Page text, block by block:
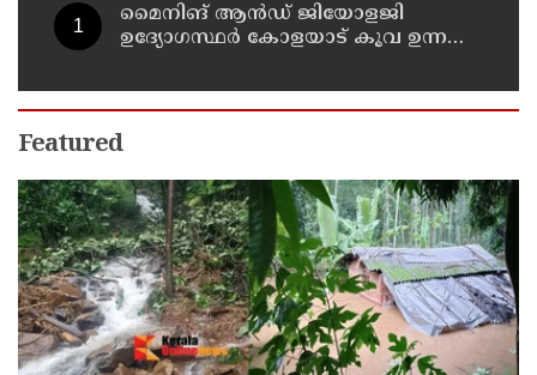
മൈനിങ് ആൻഡ്​ ജിയോളജി
ഉദ്യോഗസ്ഥർ കോളയാട് കൂവ ഉന്നതി
Featured